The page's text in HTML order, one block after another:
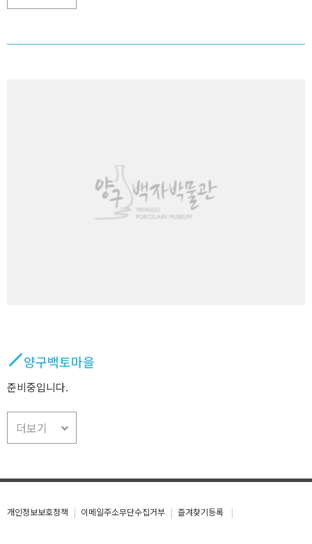
양구백토마을
준비중입니다.
더보기
개인정보보호정책 이메일주소무단수집거부 즐겨찾기등록